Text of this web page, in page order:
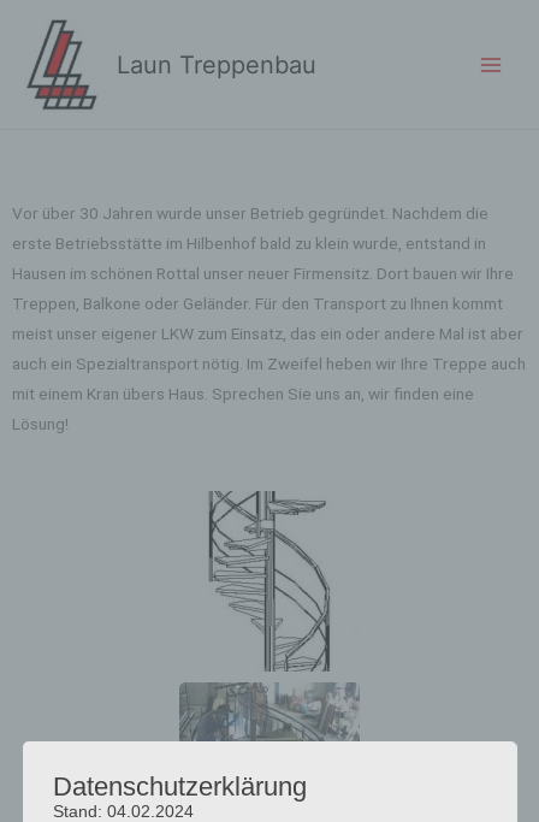
Laun Treppenbau
Vor über 30 Jahren wurde unser Betrieb gegründet. Nachdem die
erste Betriebsstätte im Hilbenhof bald zu klein wurde, entstand in
Hausen im schönen Rottal unser neuer Firmensitz. Dort bauen wir Ihre
Treppen, Balkone oder Geländer. Für den Transport zu Ihnen kommt
meist unser eigener LKW zum Einsatz, das ein oder andere Mal ist aber
auch ein Spezialtransport nötig. Im Zweifel heben wir Ihre Treppe auch
mit einem Kran übers Haus. Sprechen Sie uns an, wir finden eine
Lösung!
Datenschutzerklärung
Stand: 04.02.2024